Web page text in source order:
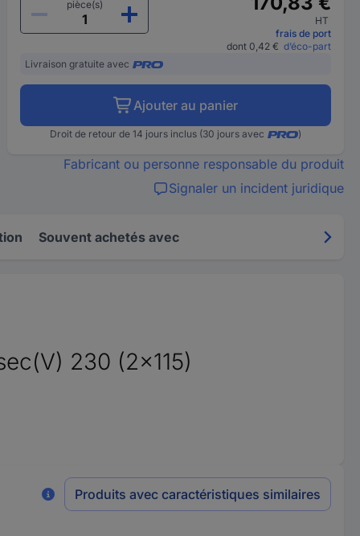
pièce(s)
HT
frais de port
dont 0,42 € d’éco-part
Livraison gratuite avec
Ajouter au panier
Droit de retour de 14 jours inclus (30 jours avec )
Fabricant ou personne responsable du produit
Signaler un incident juridique
Souvent achetés avec
230 (2x115)
Produits avec caractéristiques similaires